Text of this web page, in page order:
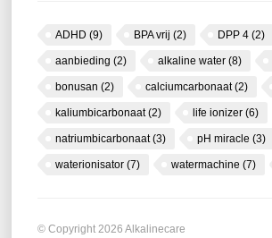
ADHD (9) BPA vrij (2) DPP 4 (2)
aanbieding (2) alkaline water (8)
bonusan (2) calciumcarbonaat(2)
kaliumbicarbonaat(2) life ionizer (6)
natriumbicarbonaat(3) pH miracle (3)
waterionisator (7) watermachine (7)
© Copyright 2026 Alkalinecare